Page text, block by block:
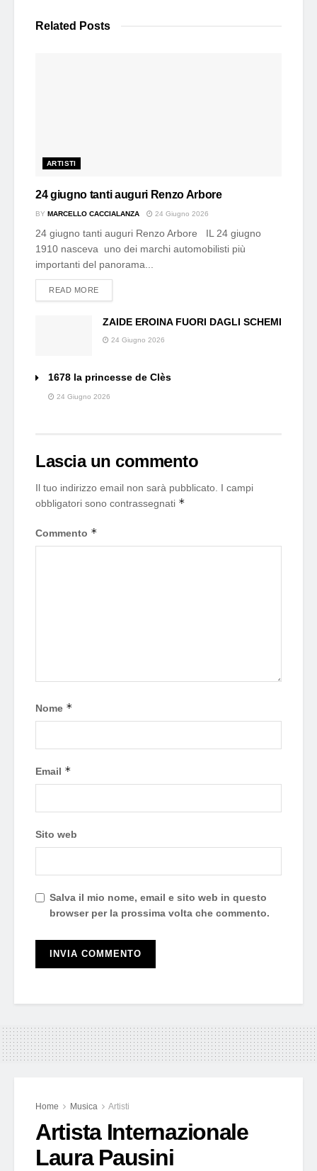
Related Posts
ARTISTI
24 giugno tanti auguri Renzo Arbore
BY MARCELLO CACCIALANZA 24 Giugno 2026
24 giugno tanti auguri Renzo Arbore IL 24 giugno
1910 nasceva uno dei marchi automobilisti più
importanti del panorama...
READ MOREDETAILS
ZAIDE EROINA FUORI DAGLI SCHEMI
24 Giugno 2026
1678 la princesse de Clès
24 Giugno 2026
Lascia un commento
Il tuo indirizzo email non sarà pubblicato. I campi
obbligatori sono contrassegnati *
Commento *
Nome *
Email *
Sito web
Salva il mio nome, email e sito web in questo
browser per la prossima volta che commento.
Home Musica Artisti
Artista Internazionale
Laura Pausini